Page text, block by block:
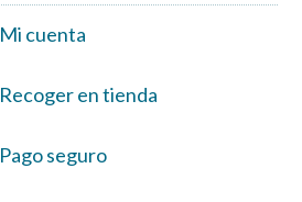
Mi cuenta
Recoger en tienda
Pago seguro